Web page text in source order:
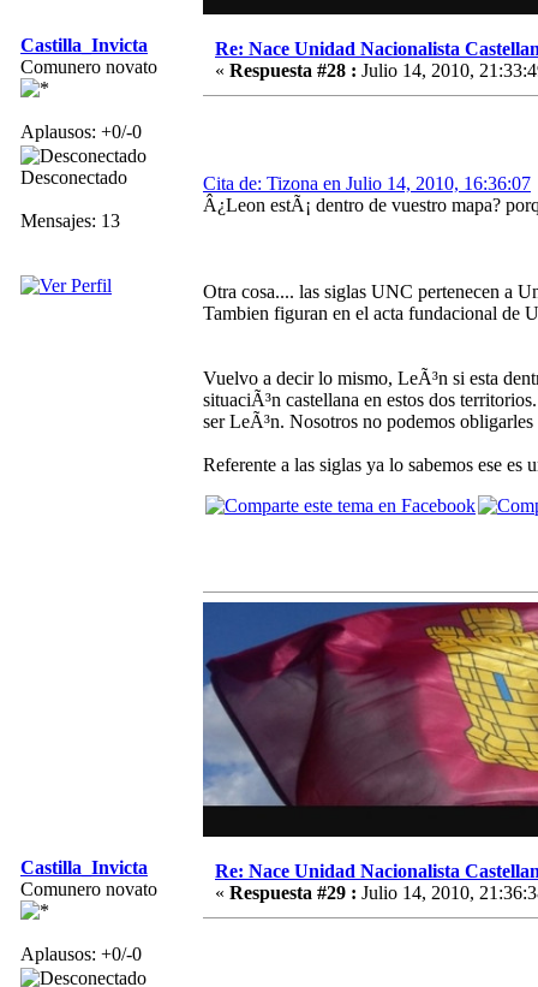
Castilla_Invicta
Comunero novato
Aplausos: +0/-0
Desconectado
Mensajes: 13
Re: Nace Unidad Nacionalista
« Respuesta #28 : Julio 14, 2010,
Cita de: Tizona en Julio 14, 2010, 16:36:07
Â¿Leon estÃ¡ dentro de vuestro mapa?
Otra cosa.... las siglas UNC pertenecen a
Tambien figuran en el acta fundacional de
Vuelvo a decir lo mismo, LeÃ³n si esta
situaciÃ³n castellana en estos dos
ser LeÃ³n. Nosotros no podemos obligarles
Referente a las siglas ya lo sabemos ese es
Castilla_Invicta
Comunero novato
Aplausos: +0/-0
Re: Nace Unidad Nacionalista
« Respuesta #29 : Julio 14, 2010,